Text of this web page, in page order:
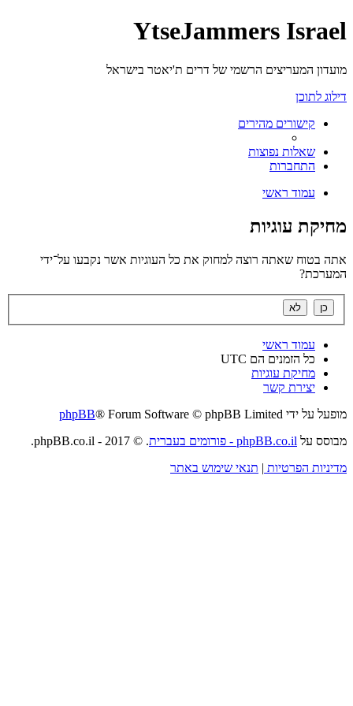
YtseJammers Israel
מועדון המעריצים הרשמי של דרים ת'יאטר בישראל
דילוג לתוכן
קישורים מהירים
שאלות נפוצות
התחברות
עמוד ראשי
מחיקת עוגיות
אתה בטוח שאתה רוצה למחוק את כל העוגיות אשר נקבעו על־ידי
המערכת?
עמוד ראשי
כל הזמנים הם UTC
מחיקת עוגיות
יצירת קשר
מופעל על ידי
phpBB® Forum Software © phpBB Limited
מבוסס על phpBB.co.il - פורומים בעברית
. © 2017 - phpBB.co.il.
מדיניות הפרטיות | תנאי שימוש באתר